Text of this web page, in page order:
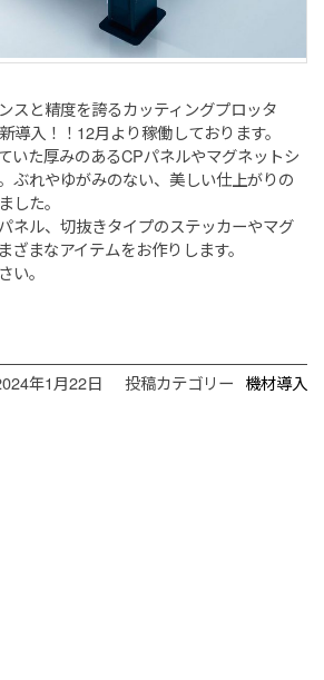
スと精度を誇るカッティングプロッタ
導入！！12月より稼働しております。
いた厚みのあるCPパネルやマグネットシ
ぶれやゆがみのない、美しい仕上がりの
した。
ネル、切抜きタイプのステッカーやマグ
ざまなアイテムをお作りします。
い。
年1月22日 投稿カテゴリー 機材導入